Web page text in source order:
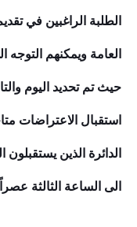
الطلبة الراغبين في
العامة ويمكنهم التوجه
حيث تم تحديد اليوم
استقبال الاعتراضات
الى الساعة الثالثة